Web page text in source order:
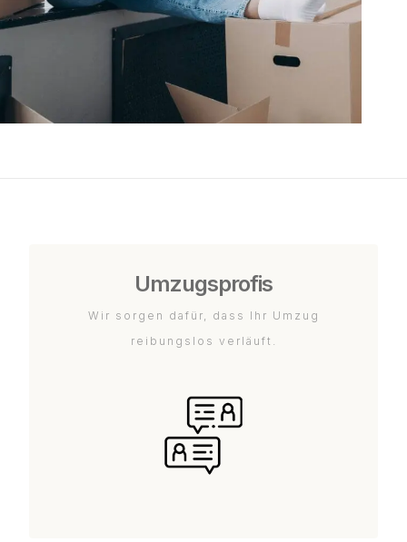
Umzugsprofis
Wir sorgen dafür, dass Ihr Umzug
reibungslos verläuft.